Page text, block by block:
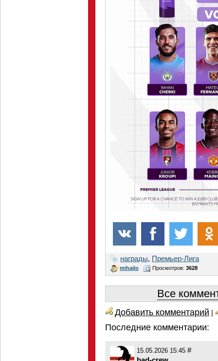
награды, Премьер-Лига
mihajlo Просмотров: 3628
Все
Добавить комментарий |
Последние комментарии:
15.05.2026 15:45 #